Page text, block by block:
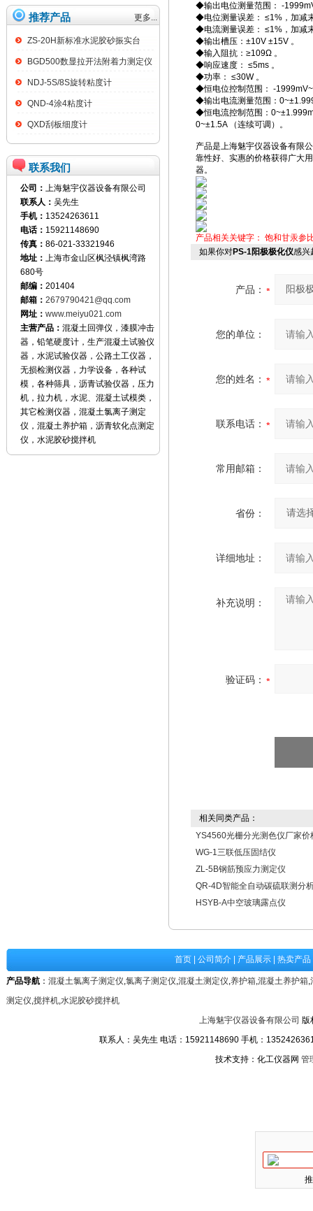
推荐产品 更多...
ZS-20H新标准水泥胶砂振实台
BGD500数显拉开法附着力测定仪
NDJ-5S/8S旋转粘度计
QND-4涂4粘度计
QXD刮板细度计
联系我们
公司： 上海魅宇仪器设备有限公司
联系人： 吴先生
手机： 13524263611
电话： 15921148690
传真： 86-021-33321946
地址： 上海市金山区枫泾镇枫湾路
680号
邮编： 201404
邮箱： 2679790421@qq.com
网址： www.meiyu021.com
主营产品： 混凝土回弹仪，漆膜冲击
器，铅笔硬度计，生产混凝土试验仪
器，水泥试验仪器，公路土工仪器，
无损检测仪器，力学设备，各种试
模，各种筛具，沥青试验仪器，压力
机，拉力机，水泥、混凝土试模类，
其它检测仪器，混凝土氯离子测定
仪，混凝土养护箱，沥青软化点测定
仪，水泥胶砂搅拌机
◆输出电位测量范围： -
◆电位测量误差： ≤1%，加减
◆电流测量误差： ≤1%，加减
◆输出槽压：±10V ±15V 。
◆输入阻抗：≥109Ω 。
◆响应速度： ≤5ms 。
◆功率： ≤30W 。
◆恒电位控制范围： -
◆输出电流测量范围：
◆恒电流控制范围：
0~±1.5A （连续可调）。
产品是上海魅宇仪器设备有限
靠性好、实惠的价格获得广大
器。
产品相关关键字： 饱和甘汞参
如果你对PS-1阳极极化仪感兴
产品：
您的单位：
您的姓名：
联系电话：
常用邮箱：
省份：
详细地址：
补充说明：
验证码：
相关同类产品：
YS4560光栅分光测色仪厂家价
WG-1三联低压固结仪
ZL-5B钢筋预应力测定仪
QR-4D智能全自动碳硫联测分
HSYB-A中空玻璃露点仪
首页 公司简介 产品展示 热卖产品
产品导航 ： 混凝土氯离子测定仪,氯离子测定仪,混凝土测定仪,养护箱,混凝土养护箱,
测定仪,搅拌机,水泥胶砂搅拌机
上海魅宇仪器设备有限公司 版
联系人：吴先生 电话：15921148690 手机：
技术支持：化工仪器网 管